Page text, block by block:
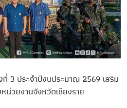
3 ประจำปีงบประมาณ 2569 เสริม
น่วยงานจังหวัดเชียงราย